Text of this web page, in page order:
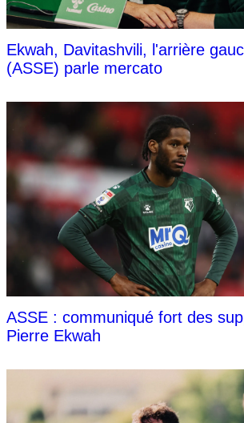
Ekwah, Davitashvili, l'arrière
(ASSE) parle mercato
ASSE : communiqué fort des
Pierre Ekwah